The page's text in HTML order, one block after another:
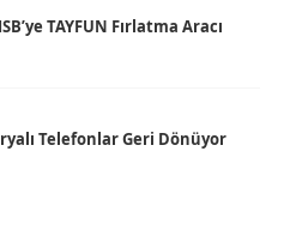
TAYFUN Fırlatma Aracı
Telefonlar Geri Dönüyor